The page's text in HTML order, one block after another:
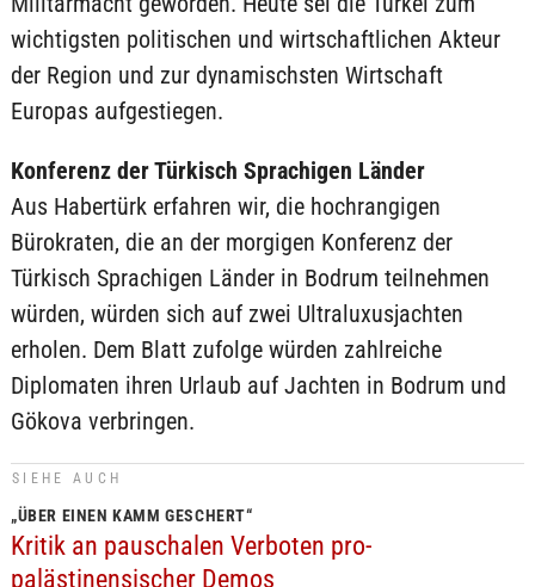
wichtigsten politischen und wirtschaftlichen Akteur
der Region und zur dynamischsten Wirtschaft
Europas aufgestiegen.
Konferenz der Türkisch Sprachigen Länder
Aus Habertürk erfahren wir, die hochrangigen
Bürokraten, die an der morgigen Konferenz der
Türkisch Sprachigen Länder in Bodrum teilnehmen
würden, würden sich auf zwei Ultraluxusjachten
erholen. Dem Blatt zufolge würden zahlreiche
Diplomaten ihren Urlaub auf Jachten in Bodrum und
Gökova verbringen.
SIEHE AUCH
„ÜBER EINEN KAMM GESCHERT“
Kritik an pauschalen Verboten pro-
palästinensischer Demos